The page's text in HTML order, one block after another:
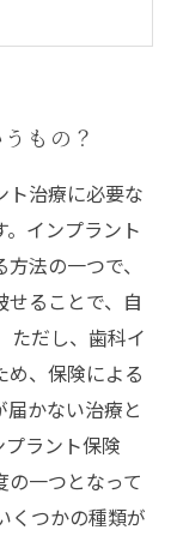
もの？
ト治療に必要な
インプラント
法の一つで、
ることで、自
ただし、歯科イ
め、保険による
かない治療と
ラント保険
一つとなって
くつかの種類が